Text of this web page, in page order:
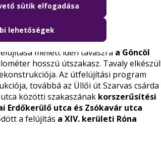
megvalósítása mellett. A
mellett idén tavaszra a Göncöl
hosszú útszakasz. Tavaly
Az útfelújítási program
továbbá az Üllői út Szarvas csárda
közötti szakaszának korszerűsítési
Erdőkerülő utca és Zsókavár utca
a felújítás a XIV. kerületi Róna
sütik elfogadása
lehetőségek